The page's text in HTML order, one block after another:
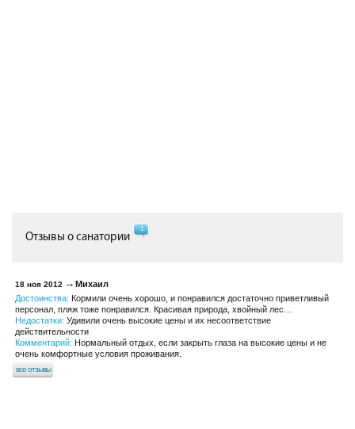
Отзывы о санатории
1
18 ноя 2012
Михаил
Достоинства: Кормили очень хорошо, и понравился достаточно приветливый
персонал, пляж тоже понравился. Красивая природа, хвойный лес…
Недостатки: Удивили очень высокие цены и их несоответствие
действительности
Комментарий: Нормальный отдых, если закрыть глаза на высокие цены и не
очень комфортные условия проживания.
все отзывы